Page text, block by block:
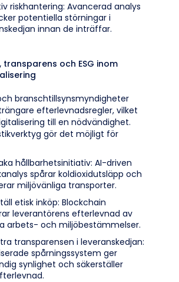
riskhantering: Avancerad analys
potentiella störningar i
innan de inträffar.
transparens och ESG inom
branschtillsynsmyndigheter
efterlevnadsregler, vilket
till en nödvändighet.
gör det möjligt för
hållbarhetsinitiativ: AI-driven
spårar koldioxidutsläpp och
miljövänliga transporter.
etisk inköp: Blockchain
leverantörens efterlevnad av
arbets- och miljöbestämmelser.
transparensen i leveranskedjan:
spårningssystem ger
synlighet och säkerställer